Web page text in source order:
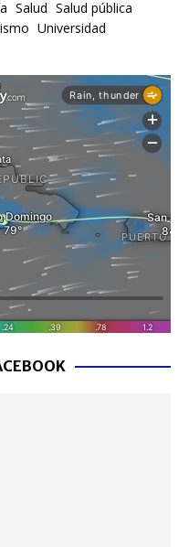
Salud Salud pública
Universidad